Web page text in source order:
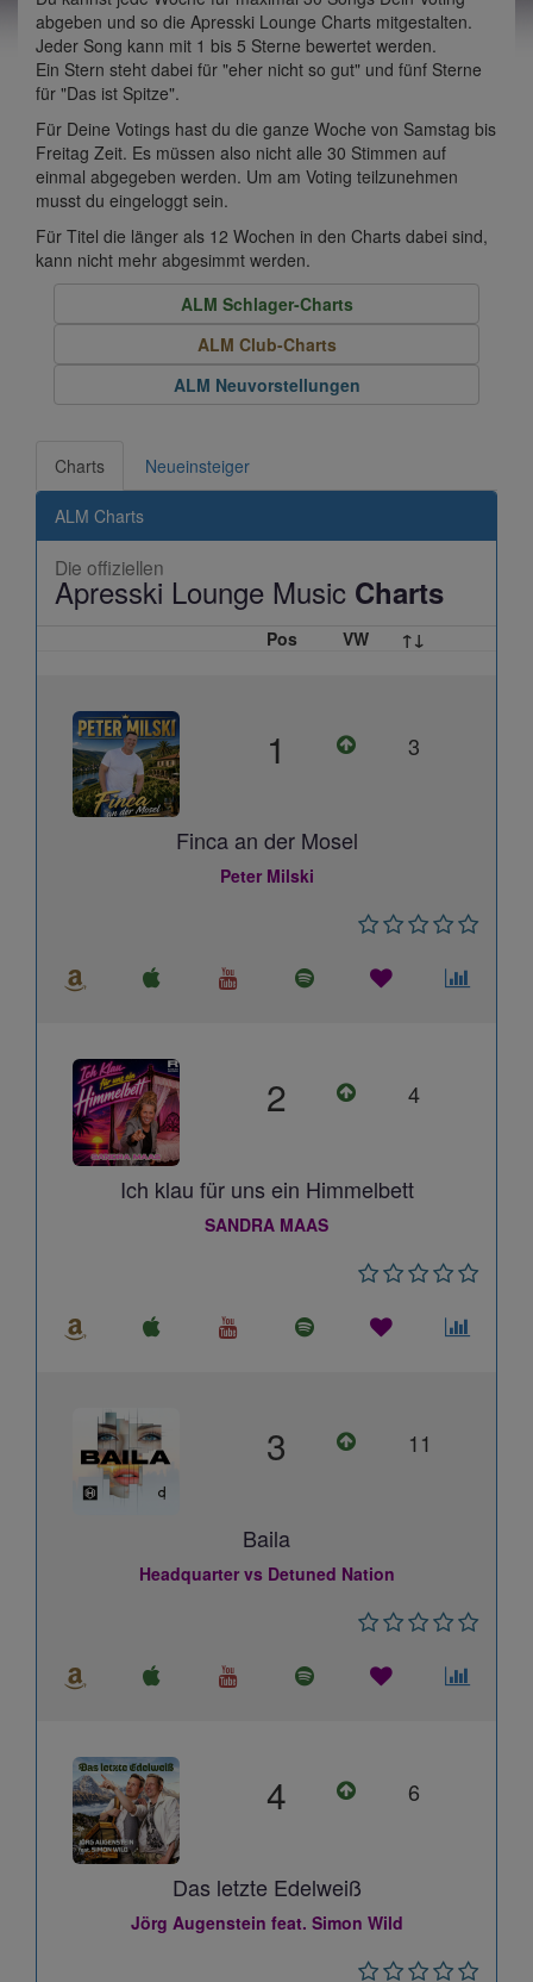
abgeben und so die Apresski Lounge Charts mitgestalten.
Jeder Song kann mit 1 bis 5 Sterne bewertet werden.
Ein Stern steht dabei für "eher nicht so gut" und fünf Sterne
für "Das ist Spitze".
Für Deine Votings hast du die ganze Woche von Samstag bis
Freitag Zeit. Es müssen also nicht alle 30 Stimmen auf
einmal abgegeben werden. Um am Voting teilzunehmen
musst du eingeloggt sein.
Für Titel die länger als 12 Wochen in den Charts dabei sind,
kann nicht mehr abgesimmt werden.
ALM Schlager-Charts
ALM Club-Charts
ALM Neuvorstellungen
Charts Neueinsteiger
ALM Charts
Die offiziellen
Apresski Lounge Music Charts
Pos VW ↑↓
1 3
Finca an der Mosel
Peter Milski
2 4
Ich klau für uns ein Himmelbett
SANDRA MAAS
3 11
Baila
Headquarter vs Detuned Nation
4 6
Das letzte Edelweiß
Jörg Augenstein feat. Simon Wild